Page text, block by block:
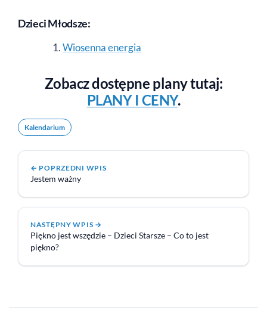
Dzieci Młodsze:
Wiosenna energia
Zobacz dostępne plany tutaj:
PLANY I CENY.
Kalendarium
Jestem ważny
Piękno jest wszędzie – Dzieci Starsze – Co to jest
piękno?